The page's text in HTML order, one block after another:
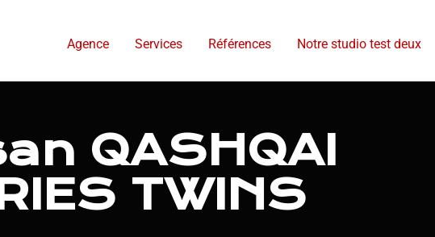
Agence Services Références Notre studio test deux
QASHQAI
TWINS